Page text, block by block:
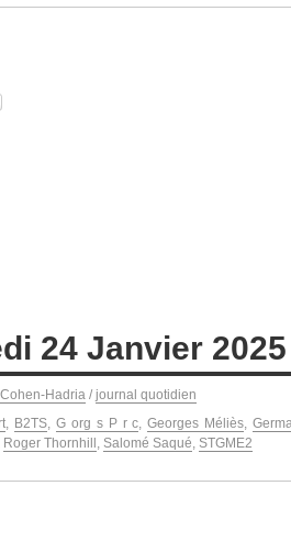
24 Janvier 2025
Hadria / journal quotidien
, B2TS, G org s P r c,Georges Méliès,
Roger Thornhill , Salomé Saqué, STGME2